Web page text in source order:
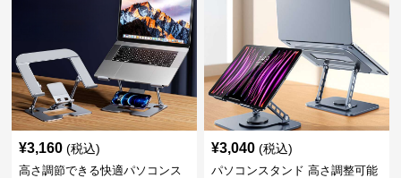
¥3,160 (税込)
高さ調節できる快適パソコンス
¥3,040 (税込)
パソコンスタンド 高さ調整可能